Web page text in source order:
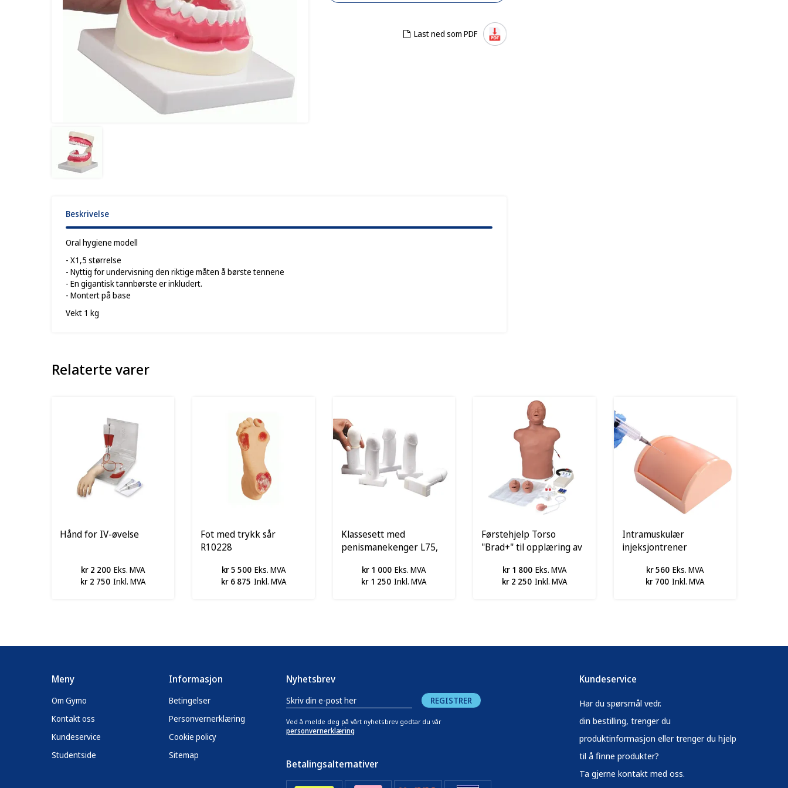
Last ned som PDF
Beskrivelse
Oral hygiene modell
- X1,5 størrelse
- Nyttig for undervisning den riktige måten å børste tennene
- En gigantisk tannbørste er inkludert.
- Montert på base
Vekt 1 kg
Relaterte varer
Hånd for IV-øvelse
kr 2 200 Eks. MVA
kr 2 750 Inkl. MVA
Fot med trykk sår
R10228
kr 5 500 Eks. MVA
kr 6 875 Inkl. MVA
Klassesett med
penismanekenger L75,
kr 1 000 Eks. MVA
kr 1 250 Inkl. MVA
Førstehjelp Torso
"Brad+" til opplæring av
kr 1 800 Eks. MVA
kr 2 250 Inkl. MVA
Intramuskulær
injeksjontrener
kr 560 Eks. MVA
kr 700 Inkl. MVA
Meny
Om Gymo
Kontakt oss
Kundeservice
Studentside
Informasjon
Betingelser
Personvernerklæring
Cookie policy
Sitemap
Nyhetsbrev
REGISTRER
Ved å melde deg på vårt nyhetsbrev godtar du vår
personvernerklæring
Betalingsalternativer
Kundeservice
Har du spørsmål vedr.
din bestilling, trenger du
produktinformasjon eller trenger du hjelp
til å finne produkter?
Ta gjerne kontakt med oss.